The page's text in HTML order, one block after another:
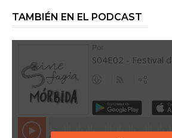
TAMBIÉN EN EL PODCAST